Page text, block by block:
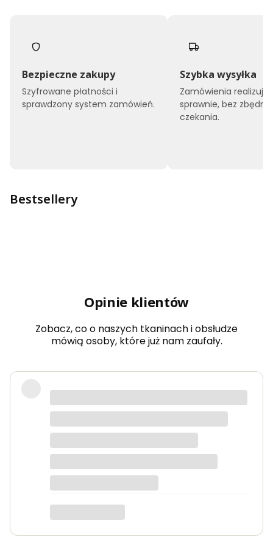
Bezpieczne zakupy
Szyfrowane płatności i
sprawdzony system zamówień.
Szybka wysyłka
Zamówienia
sprawnie, bez
czekania.
Bestsellery
Opinie klientów
Zobacz, co o naszych tkaninach i obsłudze
mówią osoby, które już nam zaufały.
Bardzo dobra jakość tkanin, kolory
dokładnie takie jak na zdjęciach.
Zamówienie przyszło szybko i było
Anna K.